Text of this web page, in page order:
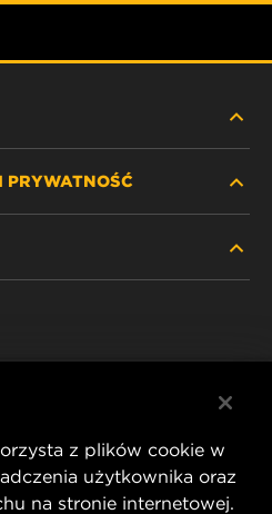
PRYWATNOŚĆ
z plików cookie w
użytkownika oraz
na stronie internetowej.